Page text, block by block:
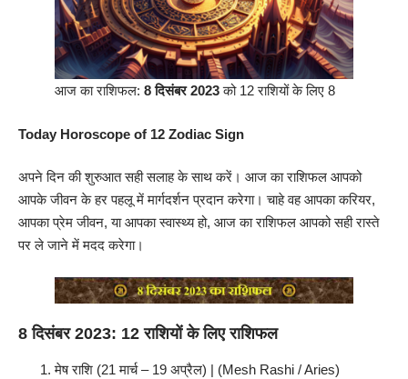
आज का राशिफल: 8 दिसंबर 2023को 12 राशियों के लिए 8
Today Horoscope of 12 Zodiac Sign
अपने दिन की शुरुआत सही सलाह के साथ करें। आज काराशिफल आपको
आपके जीवन के हर पहलू में मार्गदर्शन प्रदान करेगा। चाहे वह आपका करियर,
आपका प्रेम जीवन, या आपका स्वास्थ्य हो, आज का राशिफल आपको सही रास्ते
पर ले जाने में मदद करेगा।
8 दिसंबर 2023: 12 राशियों के लिए राशिफल
मेष राशि (21 मार्च – 19 अप्रैल) | (Mesh Rashi / Aries)